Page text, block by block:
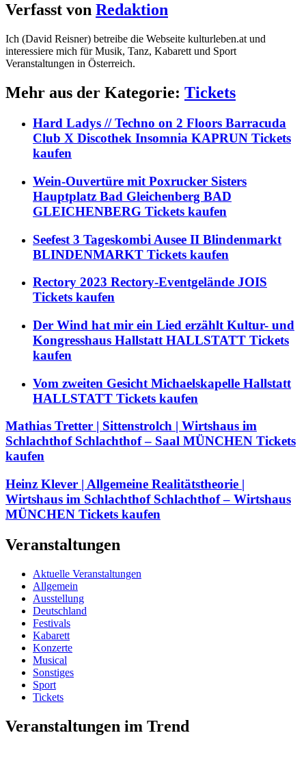
Verfasst von Redaktion
Ich (David Reisner) betreibe die Webseite kulturleben.at und
interessiere mich für Musik, Tanz, Kabarett und Sport
Veranstaltungen in Österreich.
Mehr aus der Kategorie: Tickets
Hard Ladys // Techno on 2 Floors Barracuda
Club X Discothek Insomnia KAPRUN Tickets
kaufen
Wein-Ouvertüre mit Poxrucker Sisters
Hauptplatz Bad Gleichenberg BAD
GLEICHENBERG Tickets kaufen
Seefest 3 Tageskombi Ausee II Blindenmarkt
BLINDENMARKT Tickets kaufen
Rectory 2023 Rectory-Eventgelände JOIS
Tickets kaufen
Der Wind hat mir ein Lied erzählt Kultur- und
Kongresshaus Hallstatt HALLSTATT Tickets
kaufen
Vom zweiten Gesicht Michaelskapelle Hallstatt
HALLSTATT Tickets kaufen
Mathias Tretter | Sittenstrolch | Wirtshaus im
Schlachthof Schlachthof – Saal MÜNCHEN Tickets
kaufen
Heinz Klever | Allgemeine Realitätstheorie |
Wirtshaus im Schlachthof Schlachthof – Wirtshaus
MÜNCHEN Tickets kaufen
Veranstaltungen
Aktuelle Veranstaltungen
Allgemein
Ausstellung
Deutschland
Festivals
Kabarett
Konzerte
Musical
Sonstiges
Sport
Tickets
Veranstaltungen im Trend